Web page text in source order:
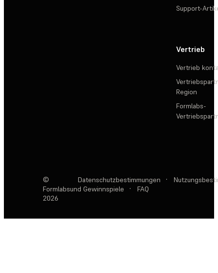
Support-
Vertrieb
Vertrieb
Region
Formlabs-
©
Formlabs
2026
Datenschutzbestimmungen ·
und Gewinnspiele
· FAQ